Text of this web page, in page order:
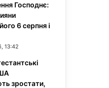
Господнє:
6 серпня і
13:42
зростати,